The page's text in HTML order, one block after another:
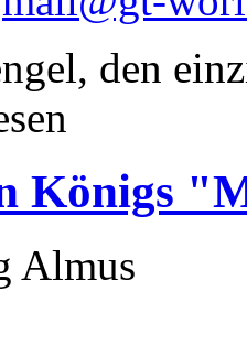
den
Königs
Almus